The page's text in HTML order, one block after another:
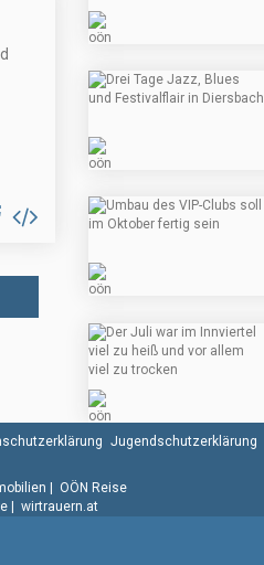
Jugendschutzerklärung
| OÖN Reise
| wirtrauern.at